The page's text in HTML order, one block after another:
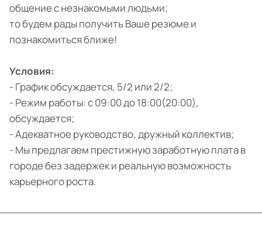
общение с незнакомыми людьми;
то будем рады получить Ваше резюме и
познакомиться ближе!
Условия:
- График обсуждается, 5/2 или 2/2;
- Режим работы: с 09:00 до 18:00(20:00),
обсуждается;
- Адекватное руководство, дружный коллектив;
- Мы предлагаем престижную заработную плата в
городе без задержек и реальную возможность
карьерного роста.